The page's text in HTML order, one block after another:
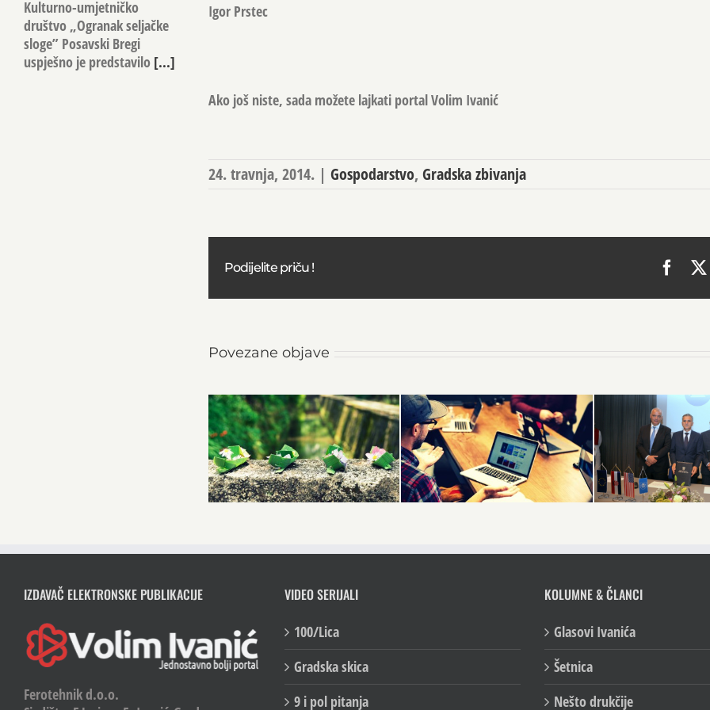
Igor Prstec
Ako još niste, sada možete lajkati portal Volim Ivanić
24. travnja, 2014. | Gospodarstvo, Gradska zbivanja
Podijelite priču !
Povezane objave
Kulturno-umjetničko
društvo „Ogranak seljačke
sloge” Posavski Bregi
uspješno je predstavilo[...]
IZDAVAČ ELEKTRONSKE PUBLIKACIJE
Ferotehnik d.o.o.
VIDEO SERIJALI
100/Lica
Gradska skica
9 i pol pitanja
KOLUMNE & ČLANCI
Glasovi Ivanića
Šetnica
Nešto drukčije